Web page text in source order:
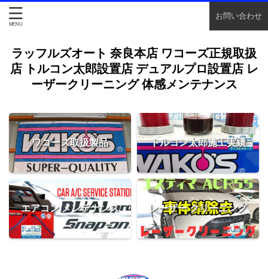
お問い合わせ
ラッフルズオート 奈良本店 ワコーズ正規取扱
店 トルコン太郎設置店 デュアルプロ設置店 レ
ーザークリーニング 体感メンテナンス
ワコーズ取扱製品 トルコン太郎施工実績
エアコン メンテナンス レーザー クリーニング